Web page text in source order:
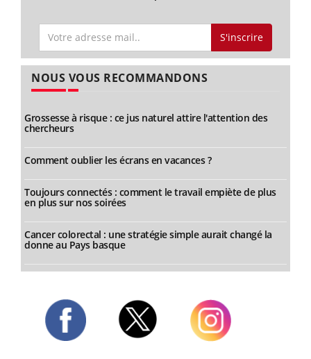
S'inscrire
NOUS VOUS RECOMMANDONS
Grossesse à risque : ce jus naturel attire l'attention des
chercheurs
Comment oublier les écrans en vacances ?
Toujours connectés : comment le travail empiète de plus
en plus sur nos soirées
Cancer colorectal : une stratégie simple aurait changé la
donne au Pays basque